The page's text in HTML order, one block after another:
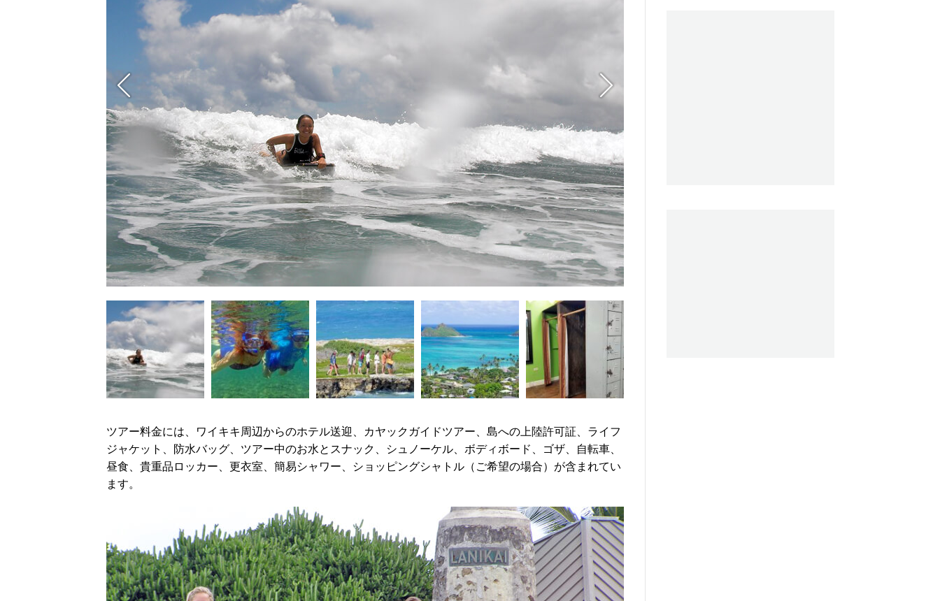
ツアー料金には、ワイキキ周辺からのホテル送迎、カヤックガイドツアー、島への上陸許可証、ライフ
ジャケット、防水バッグ、ツアー中のお水とスナック、シュノーケル、ボディボード、ゴザ、自転車、
昼食、貴重品ロッカー、更衣室、簡易シャワー、ショッピングシャトル（ご希望の場合）が含まれてい
ます。